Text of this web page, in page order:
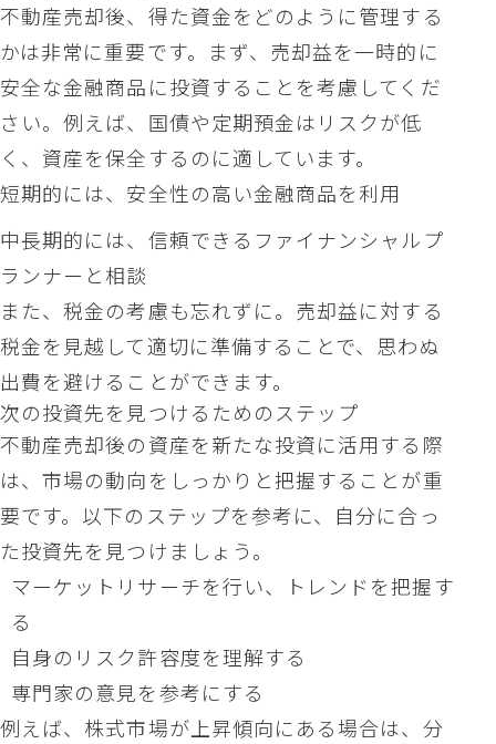
不動産売却後、得た資金をどのように管理する
かは非常に重要です。まず、売却益を一時的に
安全な金融商品に投資することを考慮してくだ
さい。例えば、国債や定期預金はリスクが低
く、資産を保全するのに適しています。
短期的には、安全性の高い金融商品を利用
中長期的には、信頼できるファイナンシャルプ
ランナーと相談
また、税金の考慮も忘れずに。売却益に対する
税金を見越して適切に準備することで、思わぬ
出費を避けることができます。
次の投資先を見つけるためのステップ
不動産売却後の資産を新たな投資に活用する際
は、市場の動向をしっかりと把握することが重
要です。以下のステップを参考に、自分に合っ
た投資先を見つけましょう。
マーケットリサーチを行い、トレンドを把握す
る
自身のリスク許容度を理解する
専門家の意見を参考にする
例えば、株式市場が上昇傾向にある場合は、分